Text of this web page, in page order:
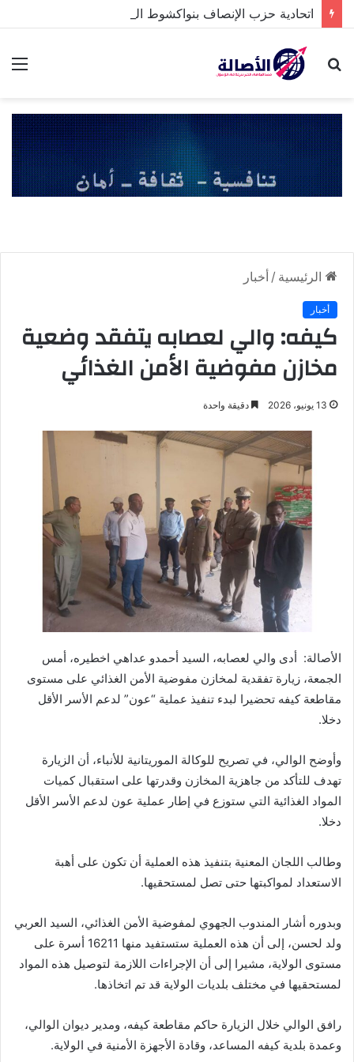
بحث
الرئيسية / أخبار
أخبار
كيفه: والي لعصابه يتفقد وضعية
مخازن مفوضية الأمن الغذائي
13 يونيو، 2026 دقيقة واحدة
الأصالة: أدى والي لعصابه، السيد أحمدو عداهي اخطيره، أمس
الجمعة، زيارة تفقدية لمخازن مفوضية الأمن الغذائي على مستوى
مقاطعة كيفه تحضيرا لبدء تنفيذ عملية “عون” لدعم الأسر الأقل
دخلا.
وأوضح الوالي، في تصريح للوكالة الموريتانية للأنباء، أن الزيارة
تهدف للتأكد من جاهزية المخازن وقدرتها على استقبال كميات
المواد الغذائية التي ستوزع في إطار عملية عون لدعم الأسر الأقل
دخلا.
وطالب اللجان المعنية بتنفيذ هذه العملية أن تكون على أهبة
الاستعداد لمواكبتها حتى تصل لمستحقيها.
وبدوره أشار المندوب الجهوي لمفوضية الأمن الغذائي، السيد العربي
ولد لحسن، إلى أن هذه العملية ستستفيد منها 16211 أسرة على
مستوى الولاية، مشيرا إلى أن الإجراءات اللازمة لتوصيل هذه المواد
لمستحقيها في مختلف بلديات الولاية قد تم اتخاذها.
رافق الوالي خلال الزيارة حاكم مقاطعة كيفه، ومدير ديوان الوالي،
وعمدة بلدية كيفه المساعد، وقادة الأجهزة الأمنية في الولاية.